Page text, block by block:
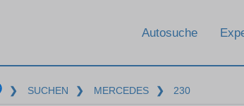
Autosuche
❯ SUCHEN ❯ MERCEDES ❯ 230